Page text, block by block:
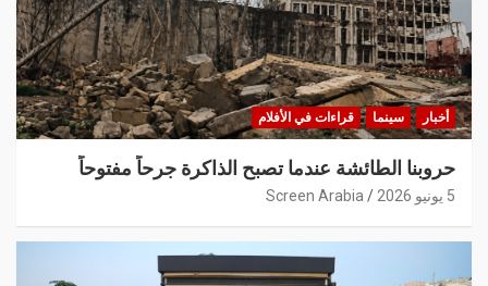
أخبار سينما قراءات في الأفلام
حروبنا الطائشة عندما تصبح الذاكرة جرحاً مفتوحاً
5 يونيو 2026 Screen Arabia